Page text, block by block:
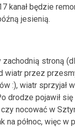
kanał będzie
jesienią.
zachodnią stroną
wiatr przez
:), wiatr sprzyjał
drodze pojawił
nocować w
na północ, więc w